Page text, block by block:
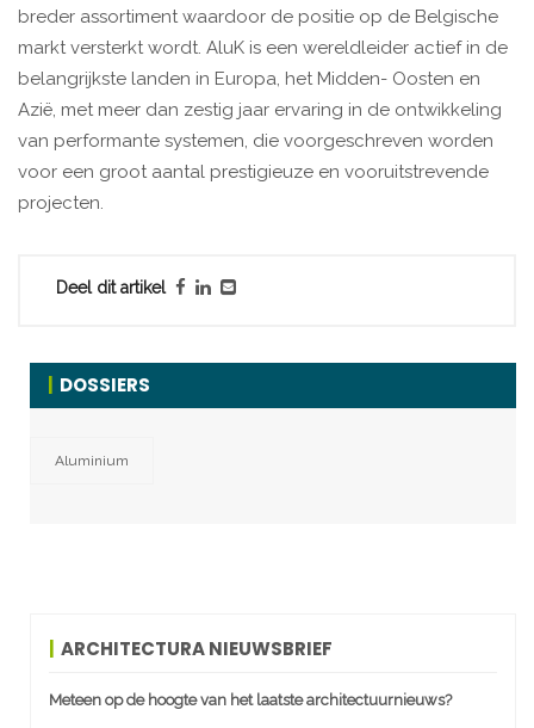
breder assortiment waardoor de positie op de Belgische
markt versterkt wordt. AluK is een wereldleider actief in de
belangrijkste landen in Europa, het Midden- Oosten en
Azië, met meer dan zestig jaar ervaring in de ontwikkeling
van performante systemen, die voorgeschreven worden
voor een groot aantal prestigieuze en vooruitstrevende
projecten.
Deel dit artikel
DOSSIERS
Aluminium
ARCHITECTURA NIEUWSBRIEF
Meteen op de hoogte van het laatste architectuurnieuws?